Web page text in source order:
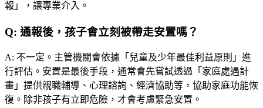
報」，讓專業介入。
Q: 通報後，孩子會立刻被帶走安置嗎？
A: 不一定。主管機關會依據「兒童及少年最佳利益原則」進
行評估。安置是最後手段，通常會先嘗試透過「家庭處遇計
畫」提供親職輔導、心理諮詢、經濟協助等，協助家庭功能恢
復。除非孩子有立即危險，才會考慮緊急安置。